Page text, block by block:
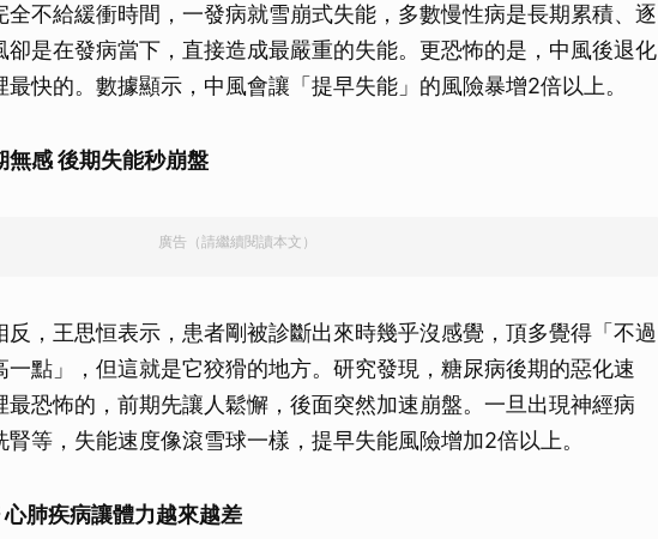
全不給緩衝時間，一發病就雪崩式失能，多數慢性病是長期累積、逐
卻是在發病當下，直接造成最嚴重的失能。更恐怖的是，中風後退化
快的。數據顯示，中風會讓「提早失能」的風險暴增2倍以上。
無感 後期失能秒崩盤
廣告（請繼續閱讀本文）
反，王思恒表示，患者剛被診斷出來時幾乎沒感覺，頂多覺得「不過
一點」，但這就是它狡猾的地方。研究發現，糖尿病後期的惡化速
最恐怖的，前期先讓人鬆懈，後面突然加速崩盤。一旦出現神經病
等，失能速度像滾雪球一樣，提早失能風險增加2倍以上。
肺疾病讓體力越來越差